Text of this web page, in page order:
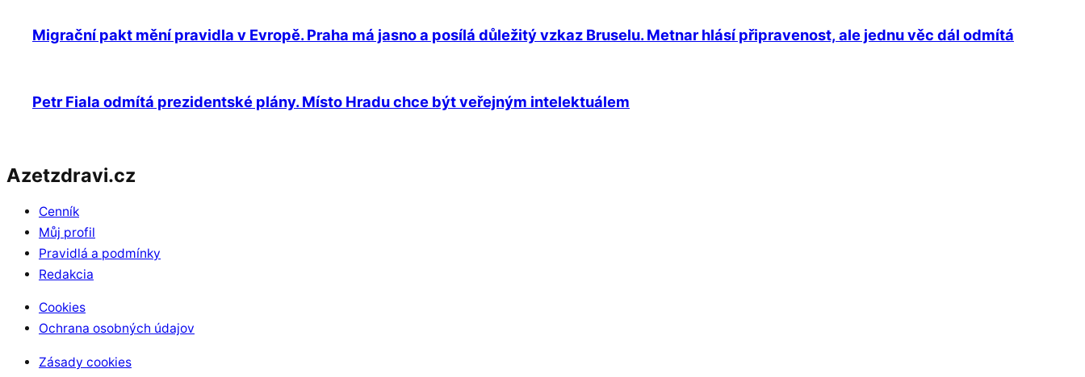
Migrační pakt mění pravidla v Evropě. Praha má jasno a posílá důležitý vzkaz Bruselu. Metnar hlásí připravenost, ale jednu věc dál odmítá
Petr Fiala odmítá prezidentské plány. Místo Hradu chce být veřejným intelektuálem
Azetzdravi.cz
Cenník
Můj profil
Pravidlá a podmínky
Redakcia
Cookies
Ochrana osobných údajov
Zásady cookies